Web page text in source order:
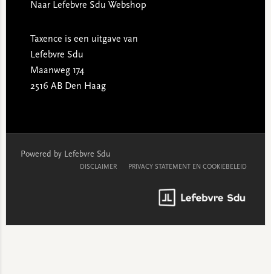
Naar Lefebvre Sdu Webshop
Taxence is een uitgave van
Lefebvre Sdu
Maanweg 174
2516 AB Den Haag
Powered by Lefebvre Sdu
DISCLAIMER PRIVACY STATEMENT EN COOKIEBELEID